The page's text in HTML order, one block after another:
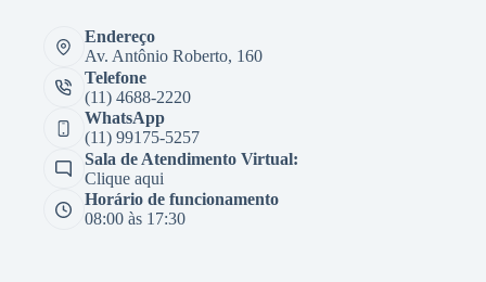
Endereço
Av. Antônio Roberto, 160
Telefone
(11) 4688-2220
WhatsApp
(11) 99175-5257
Sala de Atendimento Virtual:
Clique aqui
Horário de funcionamento
08:00 às 17:30